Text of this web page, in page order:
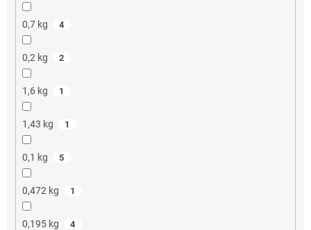
0,7 kg 4
0,2 kg 2
1,6 kg 1
1,43 kg 1
0,1 kg 5
0,472 kg 1
0,195 kg 4